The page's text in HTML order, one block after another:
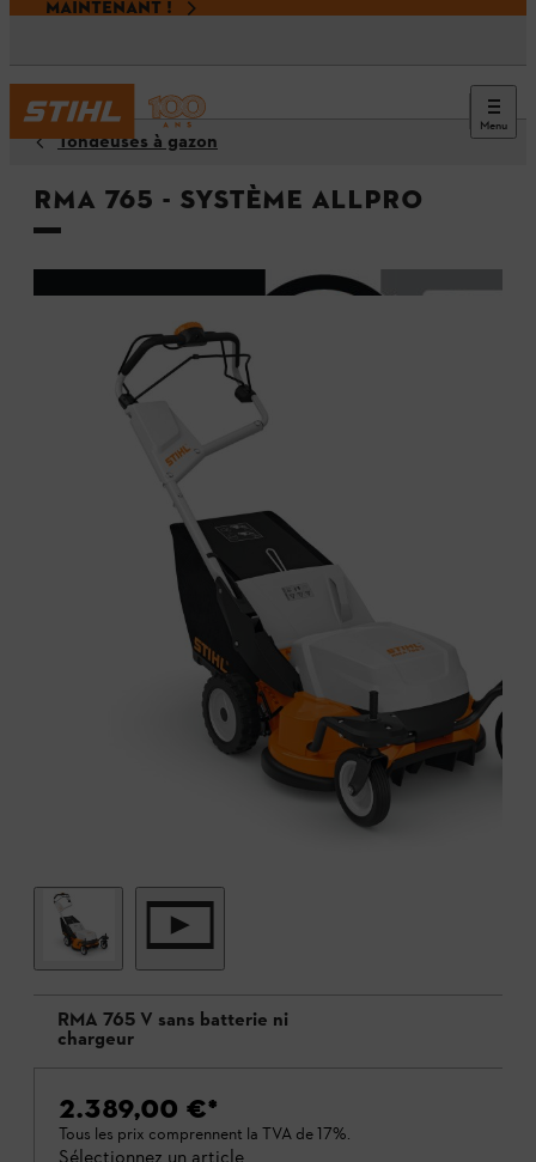
MAINTENANT !
Menu
Tondeuses à gazon
RMA 765 - Système ALLPRO
RMA 765 V sans batterie ni
chargeur
2.389,00 €*
Tous les prix comprennent la TVA de 17%.
Sélectionnez un article